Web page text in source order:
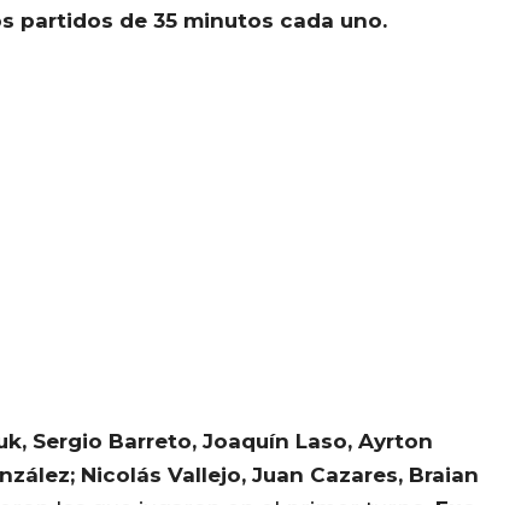
partidos de 35 minutos cada uno.
Sergio Barreto, Joaquín Laso, Ayrton
Nicolás Vallejo, Juan Cazares, Braian